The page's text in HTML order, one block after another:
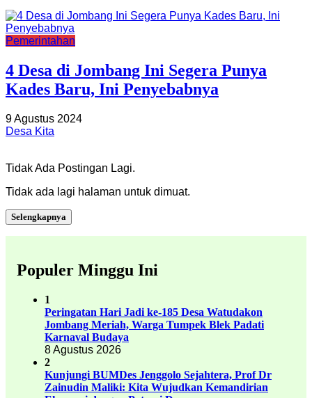
Pemerintahan
4 Desa di Jombang Ini Segera Punya
Kades Baru, Ini Penyebabnya
9 Agustus 2024
Desa Kita
Tidak Ada Postingan Lagi.
Tidak ada lagi halaman untuk dimuat.
Selengkapnya
Populer Minggu Ini
1
Peringatan Hari Jadi ke-185 Desa Watudakon
Jombang Meriah, Warga Tumpek Blek Padati
Karnaval Budaya
8 Agustus 2026
2
Kunjungi BUMDes Jenggolo Sejahtera, Prof Dr
Zainudin Maliki: Kita Wujudkan Kemandirian